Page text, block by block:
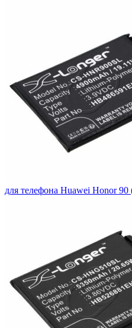
для телефона Huawei Honor